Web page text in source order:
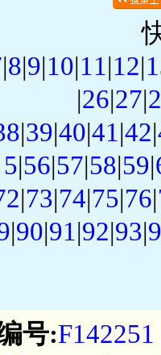
|8|9|10|11|12|
|26|27|
|39|40|41|42|
5|56|57|58|59|
|73|74|75|76|
|90|91|92|93|
号:F142251